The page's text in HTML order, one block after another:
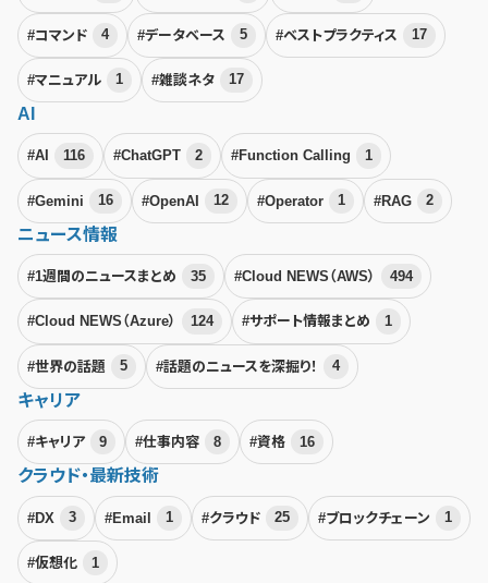
#コマンド 4 #データベース 5 #ベストプラクティス 17
#マニュアル 1 #雑談ネタ 17
AI
#AI 116 #ChatGPT 2 #Function Calling 1
#Gemini 16 #OpenAI 12 #Operator 1 #RAG 2
ニュース情報
#1週間のニュースまとめ 35 #Cloud NEWS（AWS） 494
#Cloud NEWS（Azure） 124 #サポート情報まとめ 1
#世界の話題 5 #話題のニュースを深掘り！ 4
キャリア
#キャリア 9 #仕事内容 8 #資格 16
クラウド・最新技術
#DX 3 #Email 1 #クラウド 25 #ブロックチェーン 1
#仮想化 1